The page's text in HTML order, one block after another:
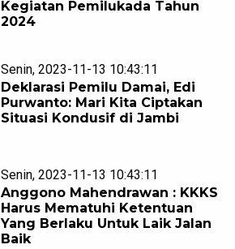
Kegiatan Pemilukada Tahun
2024
Senin, 2023-11-13 10:43:11
Deklarasi Pemilu Damai, Edi
Purwanto: Mari Kita Ciptakan
Situasi Kondusif di Jambi
Senin, 2023-11-13 10:43:11
Anggono Mahendrawan : KKKS
Harus Mematuhi Ketentuan
Yang Berlaku Untuk Laik Jalan
Baik